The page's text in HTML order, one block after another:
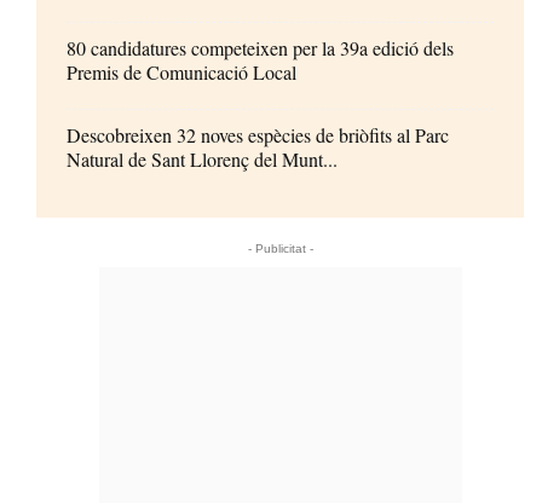
80 candidatures competeixen per la 39a edició dels
Premis de Comunicació Local
Descobreixen 32 noves espècies de briòfits al Parc
Natural de Sant Llorenç del Munt...
- Publicitat -